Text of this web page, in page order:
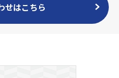
せはこちら